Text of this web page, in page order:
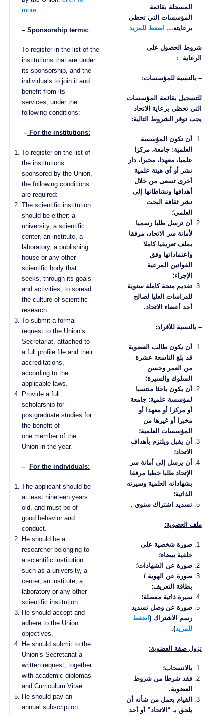
المسجلة بقائمة
المؤسسات التي تحظى
برعايته… اضغط للمزيد
شروط الحصول على
الرعاية :
– بالنسبة للمؤسسات:
للتسجيل بقائمة المؤسسات
التي تحظى برعاية الاتحاد
يجب توفر الشروط التالية:
أن تكون المؤسسة
العلمية: جامعة، مركزا
علميا، معهدا، مخبرا، دار
نشر أو أي هيئة علمية
أخرى تسعى من خلال
أهدافها ونشاطاتها إلى
نشر ثقافة البحث
العلمي؛
أن ترسل طلبا رسميا
لأمانة سر الاتحاد، مرفقا
بملف تعريفيا كاملا
واعتماداتها وفق
القوانين المرعية
الإجراء؛
تقديم منحة كاملة سنوية
للدراسات العليا لصالح
أحد أعضاء الاتحاد.
– بالنسبة للأفراد:
أن يكون طالب العضوية
قد بلغ التاسعة عشرة
من العمر وحسن
السلوك والسيرة؛
أن يكون باحثا منتسبا
لمؤسسة علمية: جامعة
أو مركزا أو معهدا أو
مخبرا أو غيرها من
المؤسسات العلمية؛
أن يقبل ويلتزم بأهداف
الاتحاد؛
أن يرسل إلى أمانة سر
الإتحاد طلبا خطيا مرفقا
بشهاداته العلمية وسيرته
الذاتية؛
تسديد اشتراك سنوي.
ملف العضوية:
صورة شخصية على
خلفية بيضاء؛
صورة عن الشهادات؛
صورة عن الهوية /
بطاقة التعريف:
سيرة ذاتية مفصلة؛
صورة عن وصل تسديد
رسم الاشتراك (اضغط
للمزيد).
تزول صفة العضوية:
بالانسحاب؛
فقد شرطا من شروط
العضوية.
القيام بعمل من شأنه أن
يلحق بـ “الاتحاد” أو أحد
more
– Sponsorship terms:
To register in the list of the
institutions that are under
its sponsorship, and the
individuals to join it and
benefit from its
services, under the
following conditions:
– For the institutions:
To register on the list of
the institutions
sponsored by the Union,
the following conditions
are required:
The scientific institution
should be either: a
university, a scientific
center, an institute, a
laboratory, a publishing
house or any other
scientific body that
seeks, through its goals
and activities, to spread
the culture of scientific
research.
To submit a formal
request to the Union’s
Secretariat, attached to
a full profile file and their
accreditations,
according to the
applicable laws.
Provide a full
scholarship for
postgraduate studies for
the benefit of
one member of the
Union in the year.
– For the individuals:
The applicant should be
at least nineteen years
old, and must be of
good behavior and
conduct.
He should be a
researcher belonging to
a scientific institution
such as a university, a
center, an institute, a
laboratory or any other
scientific institution.
He should accept and
adhere to the Union
objectives.
He should submit to the
Union’s Secretariat a
written request, together
with academic diplomas
and Curriculum Vitae.
He should pay an
annual subscription.